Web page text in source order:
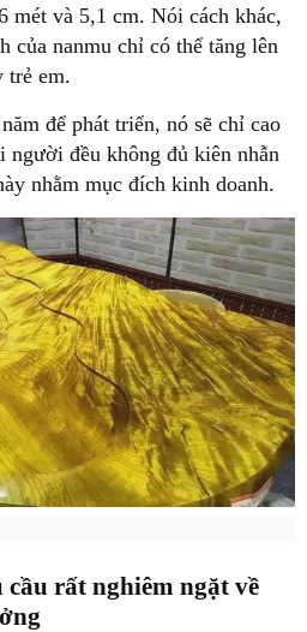
mét và 5,1 cm. Nói cách khác,
của nanmu chỉ có thể tăng lên
trẻ em.
để phát triển, nó sẽ chỉ cao
người đều không đủ kiên nhẫn
nhằm mục đích kinh doanh.
cầu rất nghiêm ngặt về